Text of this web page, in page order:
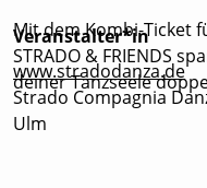
Mit dem Kombi-Ticket
STRADO & FRIENDS
deiner Tanzseele
Veranstalter*in
www.stradodanza.de
Strado Compagnia
Ulm